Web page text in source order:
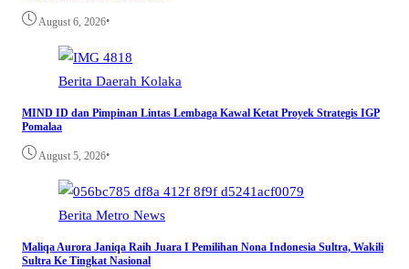
August 6, 2026•
Berita Daerah Kolaka
MIND ID dan Pimpinan Lintas Lembaga Kawal Ketat Proyek Strategis IGP
Pomalaa
August 5, 2026•
Berita Metro News
Maliqa Aurora Janiqa Raih Juara I Pemilihan Nona Indonesia Sultra, Wakili
Sultra Ke Tingkat Nasional